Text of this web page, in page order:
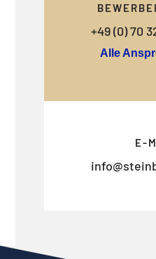
+49 (0) 70
Alle
E-